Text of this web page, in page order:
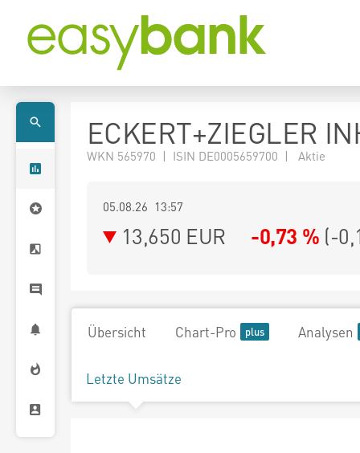
ECKERT+ZIEGLER
WKN 565970 | ISIN DE0005659700 | Aktie
05.08.26 13:57
13,650 EUR -0,73 % (-
Übersicht Chart-Pro Analysen
Letzte Umsätze